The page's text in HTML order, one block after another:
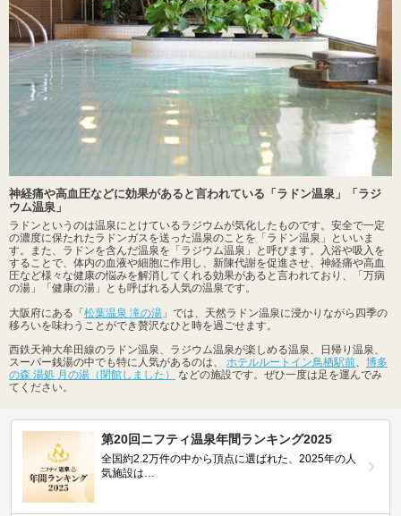
神経痛や高血圧などに効果があると言われている「ラドン温泉」「ラジ
ウム温泉」
ラドンというのは温泉にとけているラジウムが気化したものです。安全で一定
の濃度に保たれたラドンガスを送った温泉のことを「ラドン温泉」といいま
す。また、ラドンを含んだ温泉を「ラジウム温泉」と呼びます。入浴や吸入を
することで、体内の血液や細胞に作用し、新陳代謝を促進させ、神経痛や高血
圧など様々な健康の悩みを解消してくれる効果があると言われており、「万病
の湯」「健康の湯」とも呼ばれる人気の温泉です。
大阪府にある「 松葉温泉 滝の湯 」では、天然ラドン温泉に浸かりながら四季の
移ろいを味わうことができ贅沢なひと時を過ごせます。
西鉄天神大牟田線のラドン温泉、ラジウム温泉が楽しめる温泉、日帰り温泉、
スーパー銭湯の中でも特に人気があるのは、 ホテルルートイン鳥栖駅前、 博多
の森 湯処 月の湯（閉館しました）
などの施設です。ぜひ一度は足を運んでみ
てください。
第20回ニフティ温泉年間ランキング2025
全国約2.2万件の中から頂点に選ばれた、2025年の人
気施設は…